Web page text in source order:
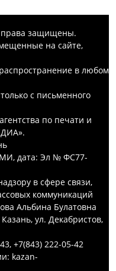
права защищены.
на сайте,
в любом
с письменного
по печати и
дата: Эл № ФС77-
в сфере связи,
коммуникаций
Альбина Булатовна
ул. Декабристов,
+7(843) 222-05-42
kazan-